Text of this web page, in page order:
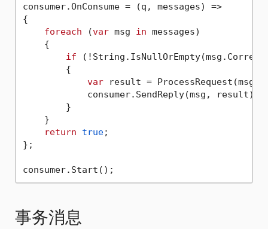
consumer.OnConsume = (q, messages) =>
{
foreach (var msg in messages)
    {
if
        {
var result =
            consumer.SendReply(msg, result);
        }
    }
return
true;
};
事务消息